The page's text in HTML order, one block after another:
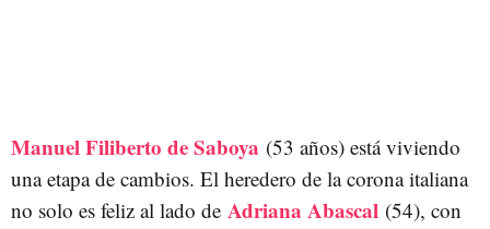
Manuel Filiberto de Saboya (53 años) está viviendo
una etapa de cambios. El heredero de la corona italiana
no solo es feliz al lado de Adriana Abascal (54), con